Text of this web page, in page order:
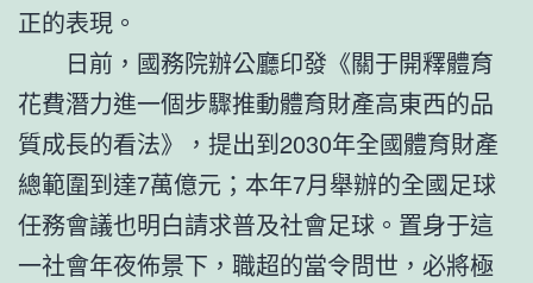
正的表現。
日前，國務院辦公廳印發《關于開釋體育
花費潛力進一個步驟推動體育財產高東西的品
質成長的看法》，提出到2030年全國體育財產
總範圍到達7萬億元；本年7月舉辦的全國足球
任務會議也明白請求普及社會足球。置身于這
一社會年夜佈景下，職超的當令問世，必將極